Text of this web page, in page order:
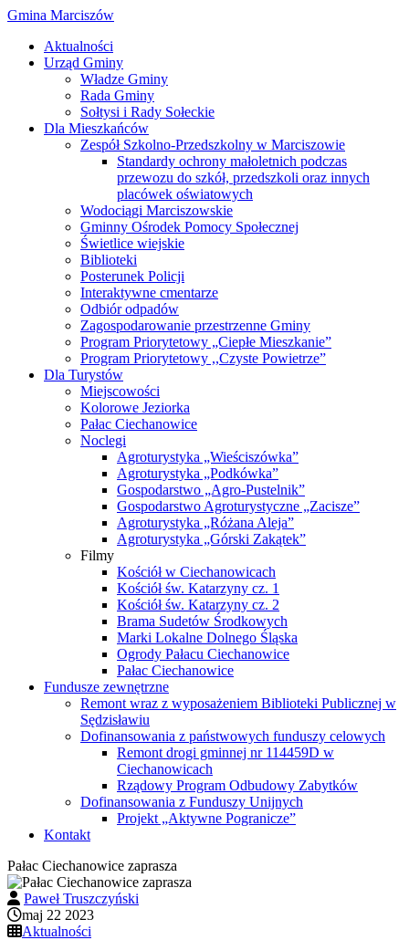
Gmina Marciszów
Aktualności
Urząd Gminy
Władze Gminy
Rada Gminy
Sołtysi i Rady Sołeckie
Dla Mieszkańców
Zespół Szkolno-Przedszkolny w Marciszowie
Standardy ochrony małoletnich podczas
przewozu do szkół, przedszkoli oraz innych
placówek oświatowych
Wodociągi Marciszowskie
Gminny Ośrodek Pomocy Społecznej
Świetlice wiejskie
Biblioteki
Posterunek Policji
Interaktywne cmentarze
Odbiór odpadów
Zagospodarowanie przestrzenne Gminy
Program Priorytetowy „Ciepłe Mieszkanie”
Program Priorytetowy ,,Czyste Powietrze”
Dla Turystów
Miejscowości
Kolorowe Jeziorka
Pałac Ciechanowice
Noclegi
Agroturystyka „Wieściszówka”
Agroturystyka „Podkówka”
Gospodarstwo „Agro-Pustelnik”
Gospodarstwo Agroturystyczne „Zacisze”
Agroturystyka „Różana Aleja”
Agroturystyka „Górski Zakątek”
Filmy
Kościół w Ciechanowicach
Kościół św. Katarzyny cz. 1
Kościół św. Katarzyny cz. 2
Brama Sudetów Środkowych
Marki Lokalne Dolnego Śląska
Ogrody Pałacu Ciechanowice
Pałac Ciechanowice
Fundusze zewnętrzne
Remont wraz z wyposażeniem Biblioteki Publicznej w
Sędzisławiu
Dofinansowania z państwowych funduszy celowych
Remont drogi gminnej nr 114459D w
Ciechanowicach
Rządowy Program Odbudowy Zabytków
Dofinansowania z Funduszy Unijnych
Projekt „Aktywne Pogranicze”
Kontakt
Pałac Ciechanowice zaprasza
Paweł Truszczyński
maj 22 2023
Aktualności